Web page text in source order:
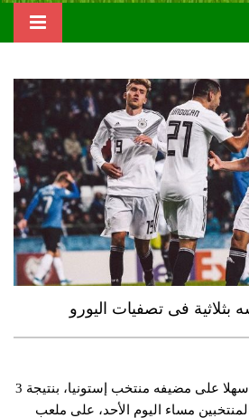
بثلاثية فى تصفيات اليورو
حقق منتخب ألمانيا، فوزا سهلا على مضيفه منتخب إستونيا، بنتيجة 3
المنتخبين مساء اليوم الأحد، على ملعب